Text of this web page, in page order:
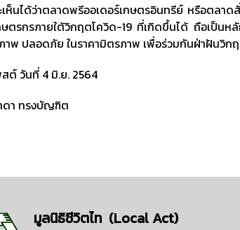
าตลาดพรีออเดอร์เกษตรอินทรีย์ หรือตลาดสั่ง
ตรกรภายใต้วิกฤตโควิด-19 ที่เกิดขึ้นได้ ถือเป็นห
พ ปลอดภัย ในราคามิตรภาพ เพื่อร่วมกันฝ่าฝันวิก
สต์ วันที่ 4 มิ.ย. 2564
ดา ทรงบัญฑิต
มูลนิธิชีวิตไท (Local Act)